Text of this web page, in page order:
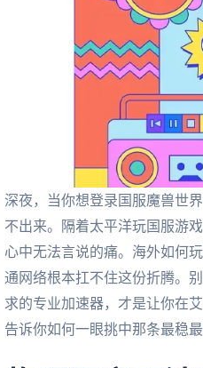
深夜，当你想登录国服魔兽世
不出来。隔着太平洋玩国服游
心中无法言说的痛。海外如何
通网络根本扛不住这份折腾。
求的专业加速器，才是让你在
告诉你如何一眼挑中那条最稳最